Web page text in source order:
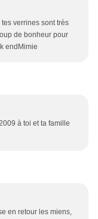
verrines sont très
de bonheur pour
endMimie
à toi et ta famille
en retour les miens,